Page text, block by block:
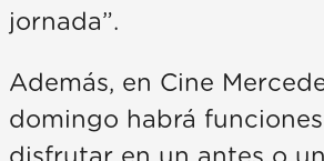
jornada”.
Además, en Cine
domingo habrá